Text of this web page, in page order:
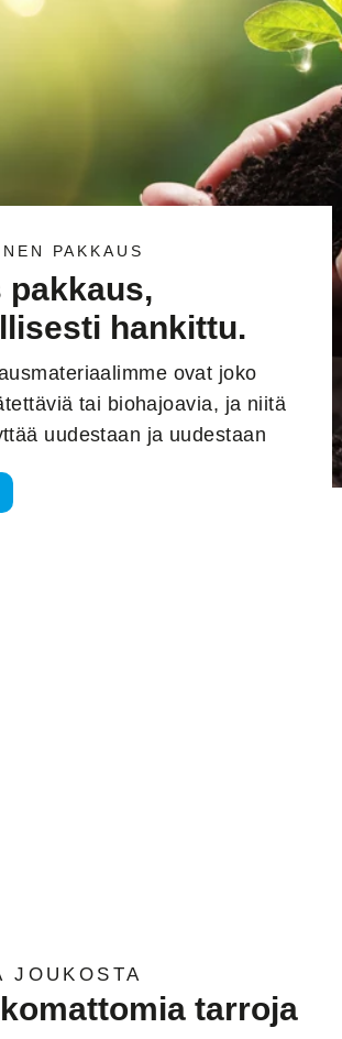
PAKKAUS
pakkaus,
hankittu.
ovat joko
tai biohajoavia, ja niitä
uudestaan ​​ja uudestaan
JOUKOSTA
tarroja